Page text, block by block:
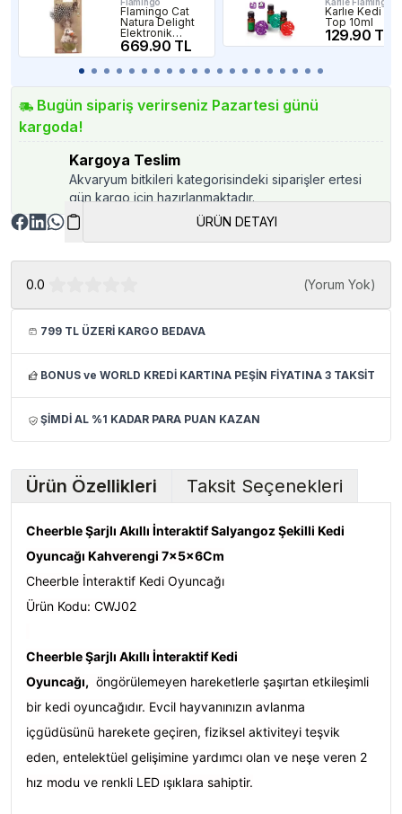
Flamingo Cat
Natura Delight
Elektronik
Yuvarlanan
Tüylü Kedi
Oyuncağı
669.90 TL
Karlıe Kedi
Top 10ml
129.90 TL
Bugün sipariş verirseniz Pazartesi günü
kargoda!
Kargoya Teslim
Akvaryum bitkileri kategorisindeki siparişler ertesi
gün kargo için hazırlanmaktadır.
ÜRÜN DETAYI
0.0 (Yorum Yok)
799 TL ÜZERİ KARGO BEDAVA
BONUS ve WORLD KREDİ KARTINA PEŞİN FİYATINA 3 TAKSİT
ŞİMDİ AL %1 KADAR PARA PUAN KAZAN
Ürün Özellikleri Taksit Seçenekleri
Cheerble Şarjlı Akıllı İnteraktif Salyangoz Şekilli Kedi
Oyuncağı Kahverengi 7x5x6Cm
Cheerble İnteraktif Kedi Oyuncağı
Ürün Kodu: CWJ02
Cheerble Şarjlı Akıllı İnteraktif Kedi
Oyuncağı, öngörülemeyen hareketlerle şaşırtan etkileşimli
bir kedi oyuncağıdır. Evcil hayvanınızın avlanma
içgüdüsünü harekete geçiren, fiziksel aktiviteyi teşvik
eden, entelektüel gelişimine yardımcı olan ve neşe veren 2
hız modu ve renkli LED ışıklara sahiptir.